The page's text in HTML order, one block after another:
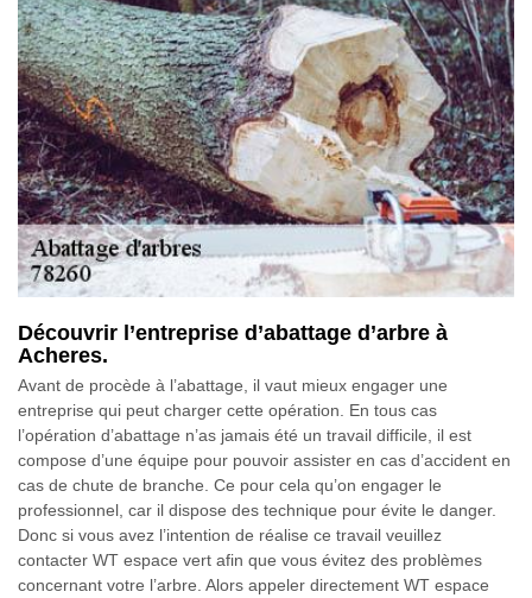
Découvrir l’entreprise d’abattage d’arbre à
Acheres.
Avant de procède à l’abattage, il vaut mieux engager une
entreprise qui peut charger cette opération. En tous cas
l’opération d’abattage n’as jamais été un travail difficile, il est
compose d’une équipe pour pouvoir assister en cas d’accident en
cas de chute de branche. Ce pour cela qu’on engager le
professionnel, car il dispose des technique pour évite le danger.
Donc si vous avez l’intention de réalise ce travail veuillez
contacter WT espace vert afin que vous évitez des problèmes
concernant votre l’arbre. Alors appeler directement WT espace